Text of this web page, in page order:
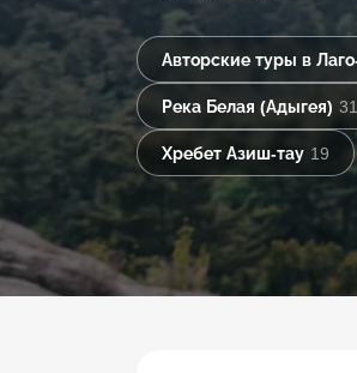
Авторские туры в
Река Белая (Адыгея) 31
Хребет Азиш-тау 19